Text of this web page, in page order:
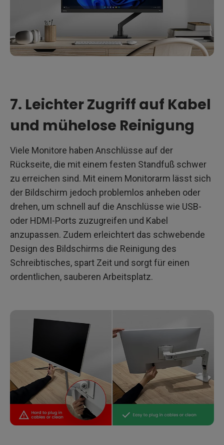
7. Leichter Zugriff auf Kabel
und mühelose Reinigung
Viele Monitore haben Anschlüsse auf der
Rückseite, die mit einem festen Standfuß schwer
zu erreichen sind. Mit einem Monitorarm lässt sich
der Bildschirm jedoch problemlos anheben oder
drehen, um schnell auf die Anschlüsse wie USB-
oder HDMI-Ports zuzugreifen und Kabel
anzupassen. Zudem erleichtert das schwebende
Design des Bildschirms die Reinigung des
Schreibtisches, spart Zeit und sorgt für einen
ordentlichen, sauberen Arbeitsplatz.